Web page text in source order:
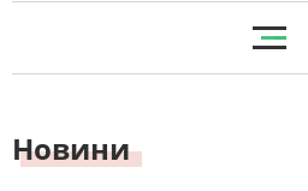
Новини